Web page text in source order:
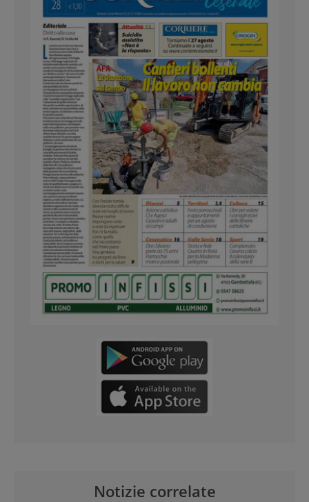
Notizie correlate